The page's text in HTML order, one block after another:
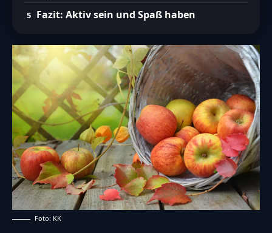
Fazit: Aktiv sein und Spaß haben
Foto: KK